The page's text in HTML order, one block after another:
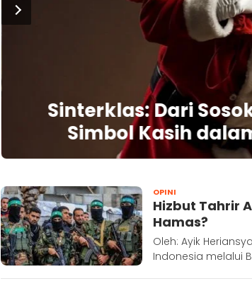
Sinterklas: Dari
Simbol Kasih
ACARANEWS.COM OPINI
Hizbut Tahrir
Hamas?
Oleh: Ayik
Indonesia melalui